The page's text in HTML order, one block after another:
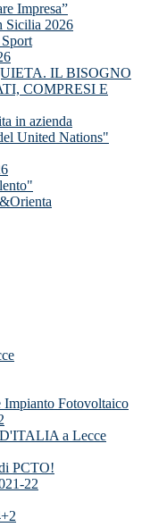
Impresa”
Sicilia 2026
IL BISOGNO
COMPRESI E
in azienda
United Nations"
Impianto Fotovoltaico
a Lecce
PCTO!
22